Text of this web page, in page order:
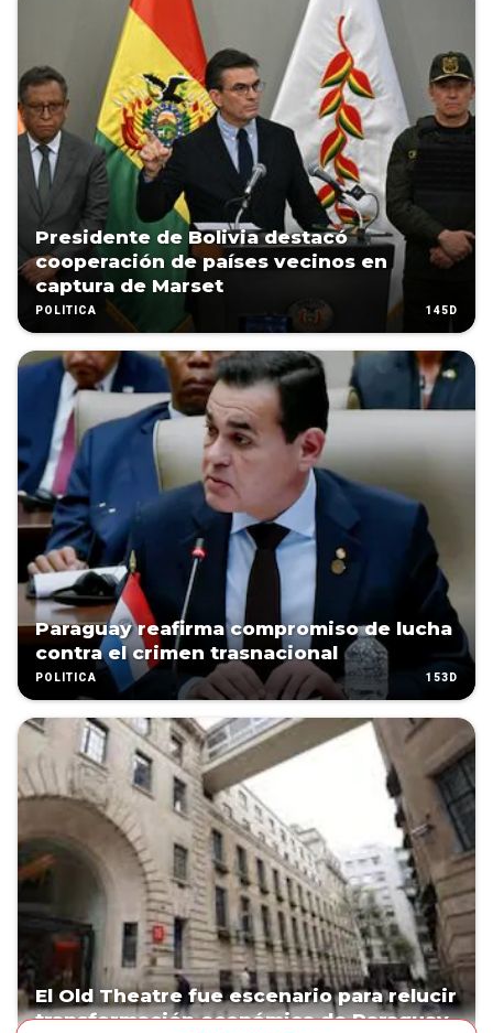
Presidente de Bolivia destacó
cooperación de países vecinos en
captura de Marset
POLÍTICA 145D
Paraguay reafirma compromiso de lucha
contra el crimen trasnacional
POLÍTICA 153D
El Old Theatre fue escenario para relucir
transformación económica de Paraguay